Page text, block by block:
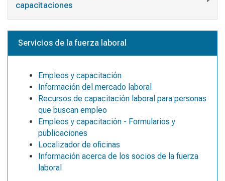
capacitaciones
Servicios de la fuerza laboral
Empleos y capacitación
Información del mercado laboral
Recursos de capacitación laboral para personas
que buscan empleo
Empleos y capacitación - Formularios y
publicaciones
Localizador de oficinas
Información acerca de los socios de la fuerza
laboral